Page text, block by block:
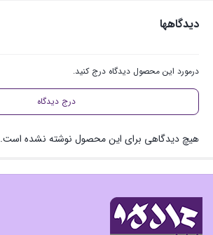
دیدگاهها
درمورد این محصول دیدگاه درج کنید.
درج دیدگاه
هیچ دیدگاهی برای این محصول نوشته نشده است.